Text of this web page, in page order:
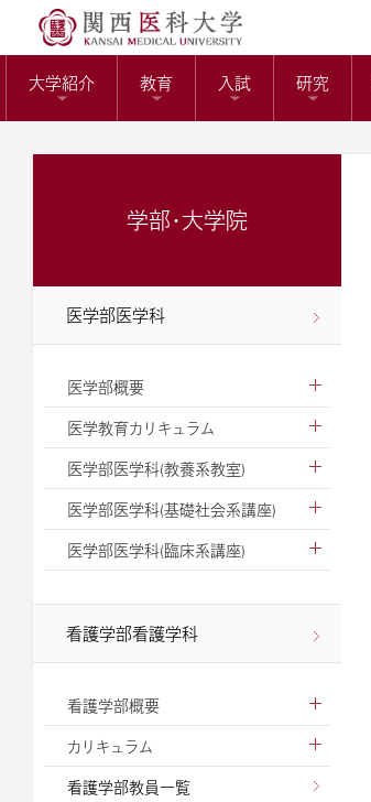
大学紹介 教育 入試 研究
学部・大学院
医学部医学科
医学部概要
医学教育カリキュラム
医学部医学科(教養系教室)
医学部医学科(基礎社会系講座)
医学部医学科(臨床系講座)
看護学部看護学科
看護学部概要
カリキュラム
看護学部教員一覧